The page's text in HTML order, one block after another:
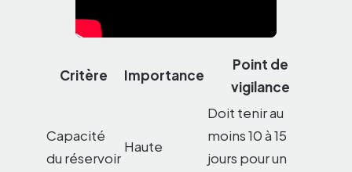
Critère Importance
Point de
vigilance
Capacité
du réservoir
Haute
Doit tenir au
moins 10 à 15
jours pour un